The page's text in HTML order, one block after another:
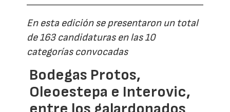
En esta edición se presentaron un total
de 163 candidaturas en las 10
categorías convocadas
Bodegas Protos,
Oleoestepa e Interovic,